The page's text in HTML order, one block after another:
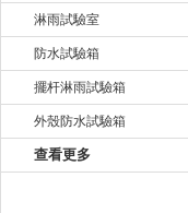
淋雨試驗室
防水試驗箱
擺杆淋雨試驗箱
外殼防水試驗箱
查看更多